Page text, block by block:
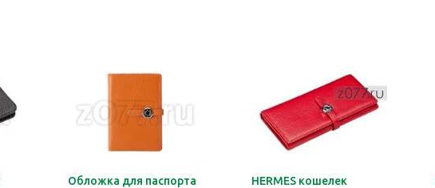
Обложка для паспорта
HERMES кошелек